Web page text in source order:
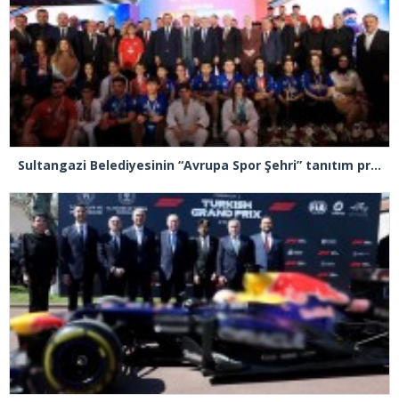
Sultangazi Belediyesinin “Avrupa Spor Şehri” tanıtım programı gerçekleşti